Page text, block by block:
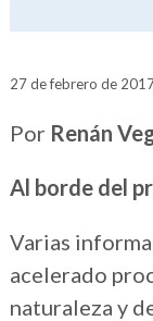
27 de febrero de
Por Renán
Al borde del
Varias
acelerado
naturaleza y